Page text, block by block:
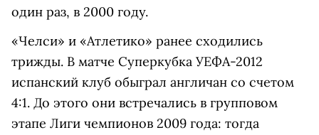
один раз, в 2000 году.
«Челси» и «Атлетико» ранее сходились
трижды. В матче Суперкубка УЕФА-2012
испанский клуб обыграл англичан со счетом
4:1. До этого они встречались в групповом
этапе Лиги чемпионов 2009 года: тогда